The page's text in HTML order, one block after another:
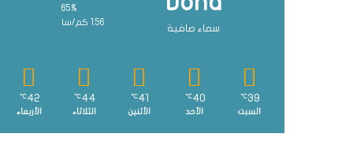
سماء صافية
65%
1.56 كم/سا
39
℃
السبت
40
℃
الأحد
41
℃
الأثنين
44
℃
الثلاثاء
42
℃
الأربعاء